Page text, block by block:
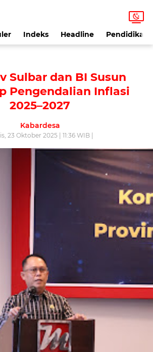
Indeks Headline Pendidikan
Sulbar dan BI Susun
Pengendalian Inflasi
2025–2027
Kabardesa
23 Oktober 2025 | 11:36 WIB |